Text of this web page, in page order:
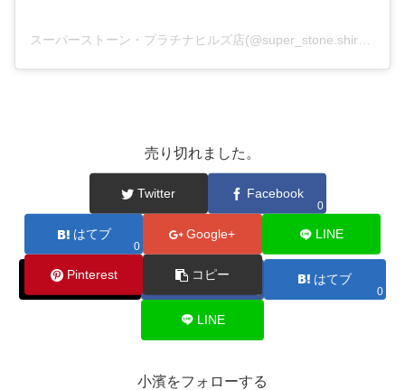
スーパーストーン・プラチナヒルズ店(@super_stone.shirokanedai)がシェアした投稿
売り切れました。
シェアする
X Facebook
0
はてブ
0
LINE
小濱をフォローする
Twitter Facebook
0
はてブ
0
Google+ LINE
Pinterest コピー